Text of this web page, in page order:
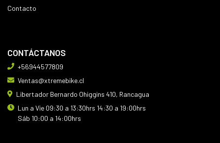
Contacto
CONTÁCTANOS
+56944577809
Ventas@xtremebike.cl
Libertador Bernardo Ohiggins 410, Rancagua
Lun a Vie 09:30 a 13:30hrs 14:30 a 19:00hrs
Sáb 10:00 a 14:00hrs